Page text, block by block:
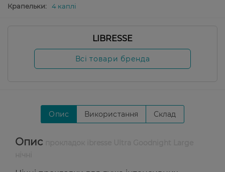
Крапельки:
4 каплі
LIBRESSE
Всі товари бренда
Опис Використання Склад
Опис